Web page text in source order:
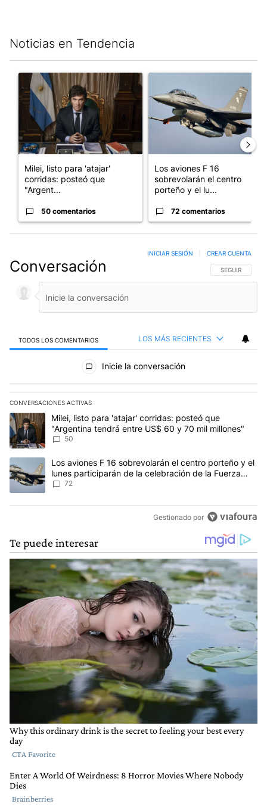
Noticias en Tendencia
Un artículo de tendencia con el título "Milei, listo para 'atajar'
Milei, listo para 'atajar'
corridas: posteó que
"Argent...
50 comentarios
Los aviones F 16
sobrevolarán el centro
porteño y el lu...
72 comentarios
Conversación SIGA ESTA
SEGUIR
INICIAR SESIÓN CREAR CUENTA
TODOS LOS COMENTARIOS LOS MÁS RECIENTES
Todos los comentarios
Inicie la conversación
CONVERSACIONES ACTIVAS
Este listado muestra los artículos con más comentarios en los
Un artículo de tendencia con el título "Milei, listo para 'atajar'
Milei, listo para 'atajar' corridas: posteó que
"Argentina tendrá entre US$ 60 y 70 mil millones"
50
Un artículo de tendencia con el título "Los aviones F 16
Los aviones F 16 sobrevolarán el centro porteño y el
lunes participarán de la celebración de la Fuerza
Aérea
72
Gestionado por